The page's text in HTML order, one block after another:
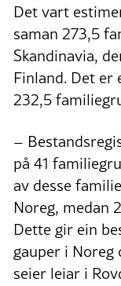
Det vart
saman 273,5
Skandinavia,
Finland. Det er
232,5
–
på 41
av desse
Noreg, medan
Dette gir ein
gauper i Noreg
seier leiar i